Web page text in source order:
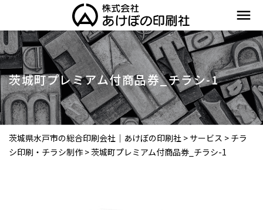
menu
茨城町プレミアム付商品券_チラシ-1
茨城県水戸市の総合印刷会社｜あけぼの印刷社 > サービス > チラ
シ印刷・チラシ制作 >茨城町プレミアム付商品券_チラシ-1